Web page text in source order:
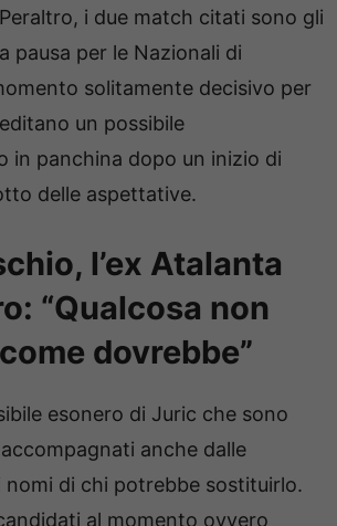
i due match citati sono gli
pausa per le Nazionali di
solitamente decisivo per
un possibile
in panchina dopo un inizio di
delle aspettative.
l’ex Atalanta
“Qualcosa non
dovrebbe”
esonero di Juric che sono
anche dalle
nomi di chi potrebbe sostituirlo.
al momento ovvero